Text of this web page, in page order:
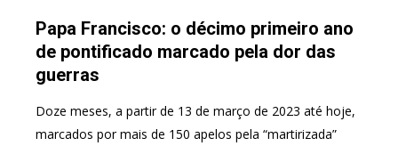
Papa Francisco: o décimo primeiro ano
de pontificado marcado pela dor das
guerras
Doze meses, a partir de 13 de março de 2023 até hoje,
marcados por mais de 150 apelos pela “martirizada”